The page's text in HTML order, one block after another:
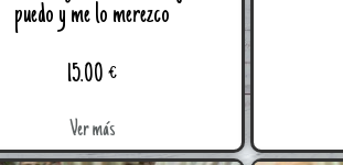
puedo y me lo merezco
15.00 €
Ver más